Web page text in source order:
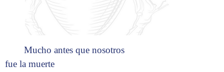
Mucho antes que nosotros
fue la muerte